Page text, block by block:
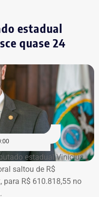
afirmou que o
ser afastado do cargo
do
o habeas
de prazo da
cargo”, uma vez que
condenatória no
no processo por
desde 2021.
estadual
quase 24
estadual Vinícius
saltou de R$
para R$ 610.818,55 no